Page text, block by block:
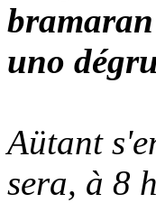
uno
Aütant
sera, à 8